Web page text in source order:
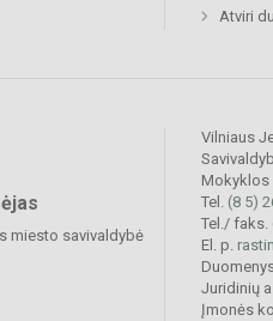
Atviri
miesto savivaldybė
Vilniaus
Mokyklos
Tel. (8 5)
Tel./ faks.
El. p.
Juridinių
Įmonės